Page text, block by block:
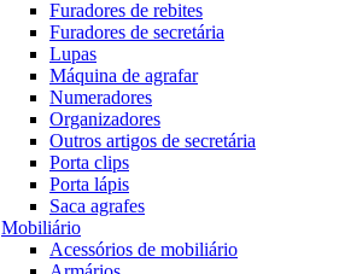
Furadores de rebites
Furadores de secretária
Lupas
Máquina de agrafar
Numeradores
Organizadores
Outros artigos de secretária
Porta clips
Porta lápis
Saca agrafes
Mobiliário
Acessórios de mobiliário